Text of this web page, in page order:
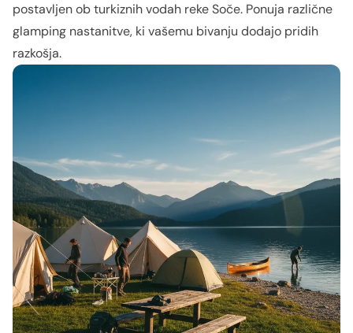
postavljen ob turkiznih vodah reke Soče. Ponuja različne
glamping nastanitve, ki vašemu bivanju dodajo pridih
razkošja.